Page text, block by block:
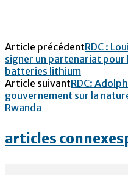
Article précédentRDC :
signer un partenariat pour
batteries lithium
Article suivantRDC:
gouvernement sur la
Rwanda
articles connexes